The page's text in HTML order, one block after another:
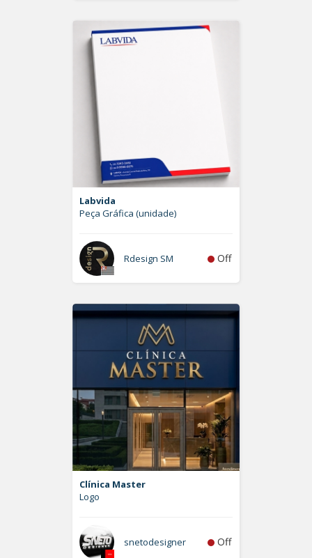
Labvida
Peça Gráfica (unidade)
Rdesign SM Off
Clínica Master
Logo
snetodesigner Off